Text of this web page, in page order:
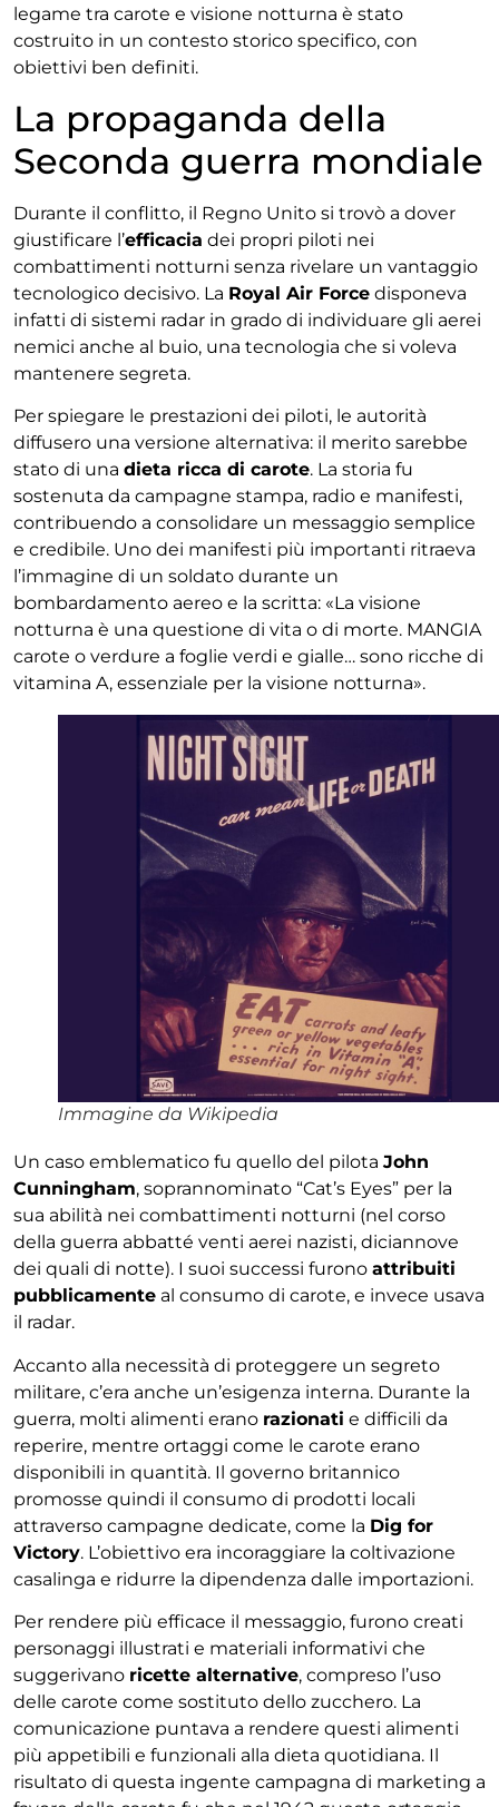
legame tra carote e visione notturna è stato
costruito in un contesto storico specifico, con
obiettivi ben definiti.
La propaganda della
Seconda guerra mondiale
Durante il conflitto, il Regno Unito si trovò a dover
giustificare l’efficacia dei propri piloti nei
combattimenti notturni senza rivelare un vantaggio
tecnologico decisivo. La Royal Air Force disponeva
infatti di sistemi radar in grado di individuare gli aerei
nemici anche al buio, una tecnologia che si voleva
mantenere segreta.
Per spiegare le prestazioni dei piloti, le autorità
diffusero una versione alternativa: il merito sarebbe
stato di una dieta ricca di carote. La storia fu
sostenuta da campagne stampa, radio e manifesti,
contribuendo a consolidare un messaggio semplice
e credibile. Uno dei manifesti più importanti ritraeva
l’immagine di un soldato durante un
bombardamento aereo e la scritta: «La visione
notturna è una questione di vita o di morte. MANGIA
carote o verdure a foglie verdi e gialle… sono ricche di
vitamina A, essenziale per la visione notturna».
Immagine da Wikipedia
Un caso emblematico fu quello del pilota John
Cunningham, soprannominato “Cat’s Eyes” per la
sua abilità nei combattimenti notturni (nel corso
della guerra abbatté venti aerei nazisti, diciannove
dei quali di notte). I suoi successi furono attribuiti
pubblicamente al consumo di carote, e invece usava
il radar.
Accanto alla necessità di proteggere un segreto
militare, c’era anche un’esigenza interna. Durante la
guerra, molti alimenti erano razionati e difficili da
reperire, mentre ortaggi come le carote erano
disponibili in quantità. Il governo britannico
promosse quindi il consumo di prodotti locali
attraverso campagne dedicate, come la Dig for
Victory. L’obiettivo era incoraggiare la coltivazione
casalinga e ridurre la dipendenza dalle importazioni.
Per rendere più efficace il messaggio, furono creati
personaggi illustrati e materiali informativi che
suggerivano ricette alternative, compreso l’uso
delle carote come sostituto dello zucchero. La
comunicazione puntava a rendere questi alimenti
più appetibili e funzionali alla dieta quotidiana. Il
risultato di questa ingente campagna di marketing a